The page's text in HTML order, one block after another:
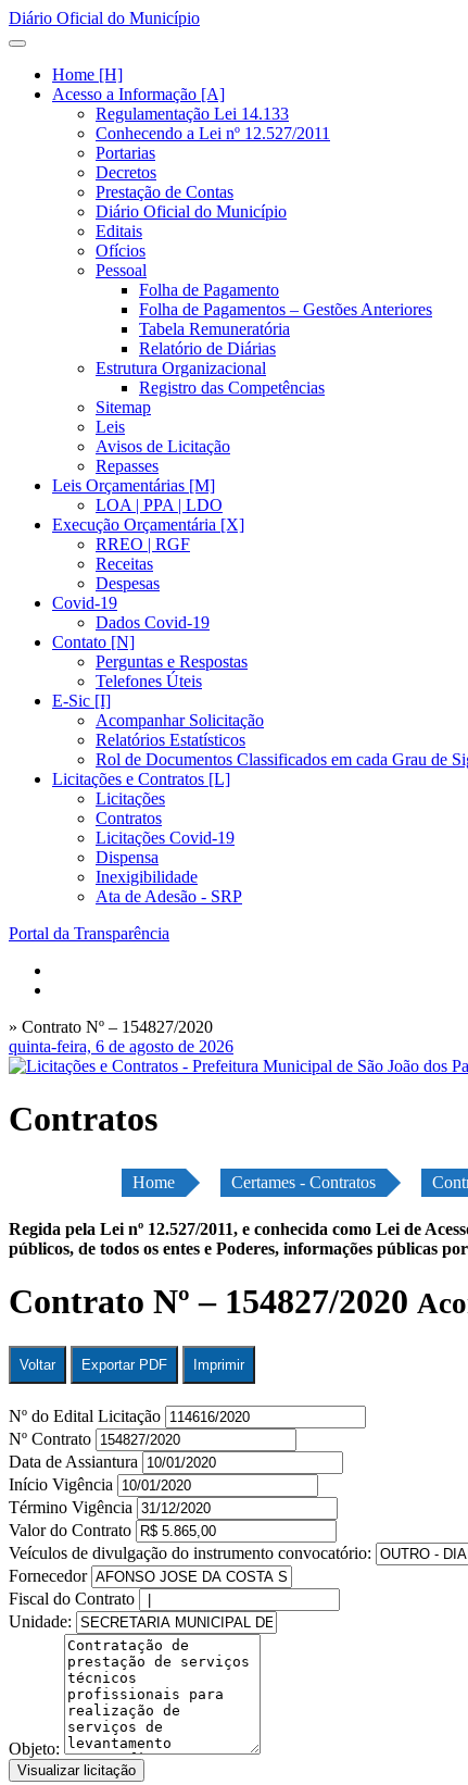
Diário Oficial do Município
Home [H]
Acesso a Informação [A]
Regulamentação Lei 14.133
Conhecendo a Lei nº 12.527/2011
Portarias
Decretos
Prestação de Contas
Diário Oficial do Município
Editais
Ofícios
Pessoal
Folha de Pagamento
Folha de Pagamentos – Gestões Anteriores
Tabela Remuneratória
Relatório de Diárias
Estrutura Organizacional
Registro das Competências
Sitemap
Leis
Avisos de Licitação
Repasses
Leis Orçamentárias [M]
LOA | PPA | LDO
Execução Orçamentária [X]
RREO | RGF
Receitas
Despesas
Covid-19
Dados Covid-19
Contato [N]
Perguntas e Respostas
Telefones Úteis
E-Sic [I]
Acompanhar Solicitação
Relatórios Estatísticos
Rol de Documentos Classificados em cada Grau de
Licitações e Contratos [L]
Licitações
Contratos
Licitações Covid-19
Dispensa
Inexigibilidade
Ata de Adesão - SRP
Portal da Transparência
» Contrato Nº – 154827/2020
quinta-feira, 6 de agosto de 2026
Contratos
Home Certames - Contratos
Regida pela Lei nº 12.527/2011, e conhecida como Lei de
públicos, de todos os entes e Poderes, informações públicas
Contrato Nº – 154827/2020
Voltar Exportar PDF Imprimir
Nº do Edital Licitação
Nº Contrato
Data de Assiantura
Início Vigência
Término Vigência
Valor do Contrato
Veículos de divulgação do instrumento convocatório:
Fornecedor
Fiscal do Contrato
Unidade:
Objeto:
Visualizar licitação